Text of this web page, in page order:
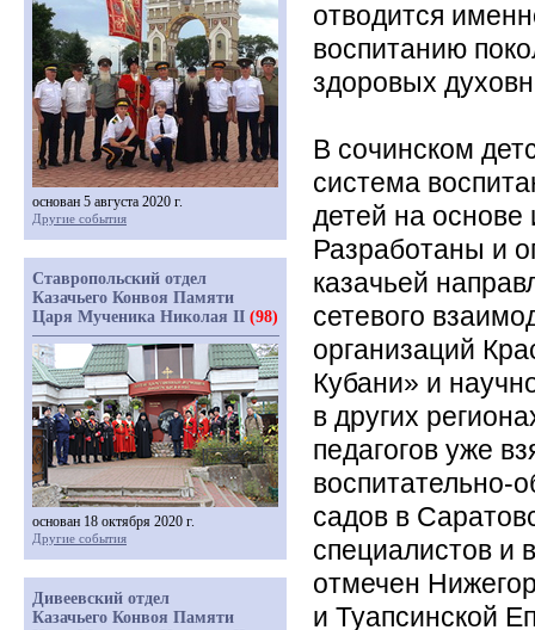
отводится
воспитанию
здоровых
В сочинском
система
детей на основе
Разработаны и
казачьей
сетевого
организаций
Кубани» и
в других
педагогов уже
воспитательно-
садов в
специалистов и
отмечен
и Туапсинской
основан 5 августа 2020 г.
Другие события
Ставропольский отдел
Казачьего Конвоя Памяти
Царя Мученика Николая II (98)
основан 18 октября 2020 г.
Другие события
Дивеевский отдел
Казачьего Конвоя Памяти